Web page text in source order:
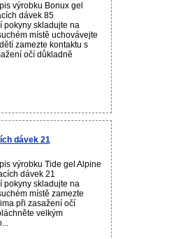
výrobku Bonux gel
dávek 85
pokyny skladujte na
místě uchovávejte
zamezte kontaktu s
očí důkladně
dávek 21
výrobku Tide gel Alpine
dávek 21
pokyny skladujte na
místě zamezte
při zasažení očí
velkým